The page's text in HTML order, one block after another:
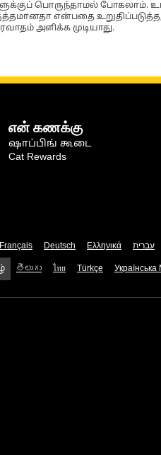
பொருந்தாமல் போகலாம்.
என்பதை
அளிக்க முடியாது.
என் கணக்கு
ஷாப்பிங் கூடை
Cat Rewards
Français Deutsch Ελληνικά עברית
తెలుగు ไทย Türkçe